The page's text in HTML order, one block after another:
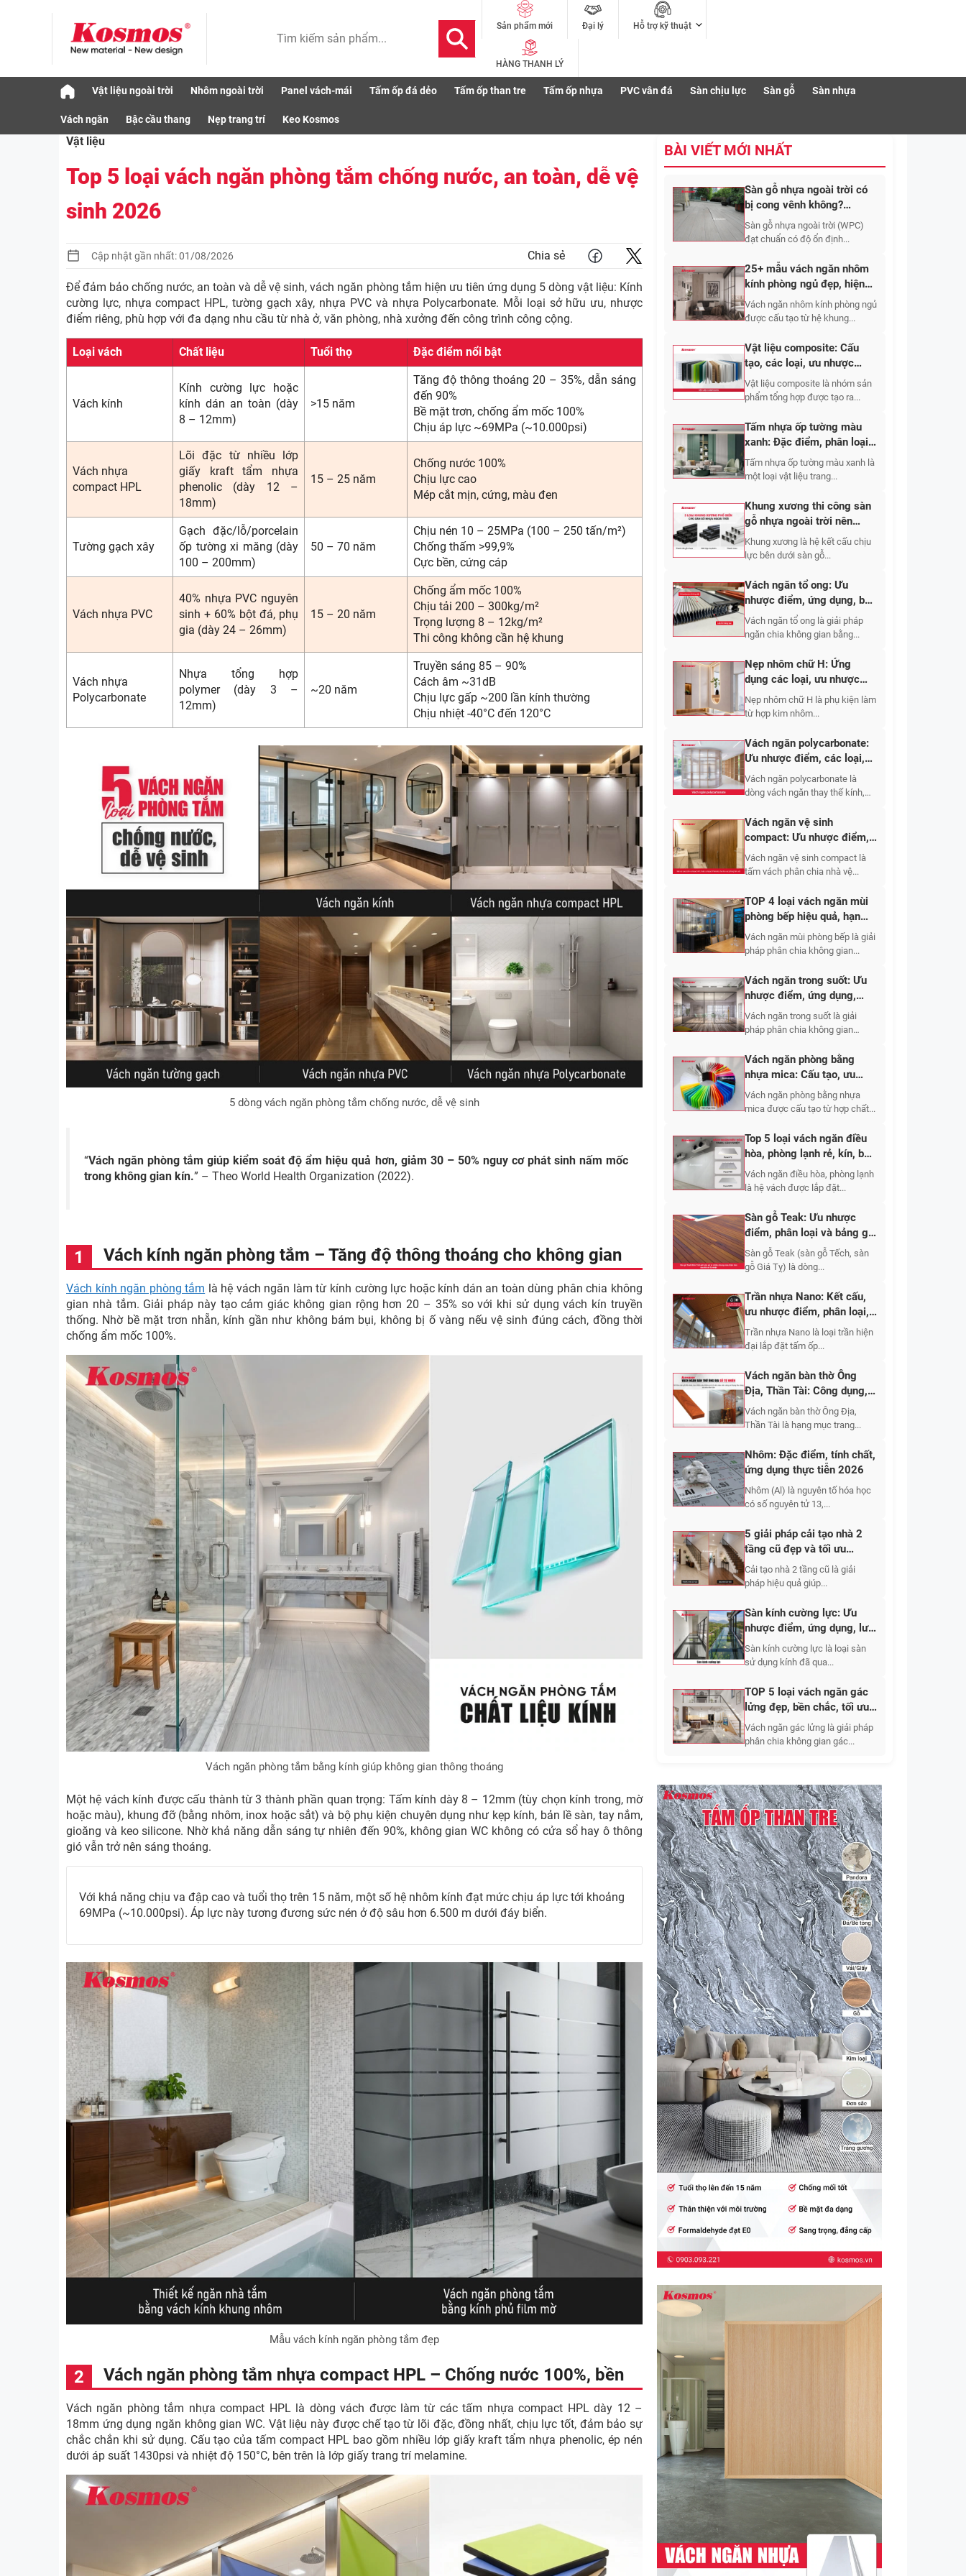
Sản phẩm mới Đại lý Hỗ trợ kỹ thuật
HÀNG THANH LÝ
Vật liệu ngoài trời Nhôm ngoài trời Panel vách-mái Tấm ốp đá dẻo Tấm ốp than tre Tấm ốp nhựa PVC vân đá Sàn chịu lực Sàn gỗ Sàn nhựa
Vách ngăn Bậc cầu thang Nẹp trang trí Keo Kosmos
Vật liệu
Top 5 loại vách ngăn phòng tắm chống nước, an toàn, dễ vệ
sinh 2026
Cập nhật gần nhất: 01/08/2026 Chia sẻ
Để đảm bảo chống nước, an toàn và dễ vệ sinh, vách ngăn phòng tắm hiện ưu tiên ứng dụng 5 dòng vật liệu: Kính
cường lực, nhựa compact HPL, tường gạch xây, nhựa PVC và nhựa Polycarbonate. Mỗi loại sở hữu ưu, nhược
điểm riêng, phù hợp với đa dạng nhu cầu từ nhà ở, văn phòng, nhà xưởng đến công trình công cộng.
Loại vách Chất liệu Tuổi thọ Đặc điểm nổi bật
Vách kính
Kính cường lực hoặc
kính dán an toàn (dày
8 – 12mm)
>15 năm
Tăng độ thông thoáng 20 – 35%, dẫn sáng
đến 90%
Bề mặt trơn, chống ẩm mốc 100%
Chịu áp lực ~69MPa (~10.000psi)
Vách nhựa
compact HPL
Lõi đặc từ nhiều lớp
giấy kraft tẩm nhựa
phenolic (dày 12 –
18mm)
15 – 25 năm
Chống nước 100%
Chịu lực cao
Mép cắt mịn, cứng, màu đen
Tường gạch xây
Gạch đặc/lỗ/porcelain
ốp tường xi măng (dày
100 – 200mm)
50 – 70 năm
Chịu nén 10 – 25MPa (100 – 250 tấn/m²)
Chống thấm >99,9%
Cực bền, cứng cáp
Vách nhựa PVC
40% nhựa PVC nguyên
sinh + 60% bột đá, phụ
gia (dày 24 – 26mm)
15 – 20 năm
Chống ẩm mốc 100%
Chịu tải 200 – 300kg/m²
Trọng lượng 8 – 12kg/m²
Thi công không cần hệ khung
Vách nhựa
Polycarbonate
Nhựa tổng hợp
polymer (dày 3 –
12mm)
~20 năm
Truyền sáng 85 – 90%
Cách âm ~31dB
Chịu lực gấp ~200 lần kính thường
Chịu nhiệt -40°C đến 120°C
5 dòng vách ngăn phòng tắm chống nước, dễ vệ sinh
“Vách ngăn phòng tắm giúp kiểm soát độ ẩm hiệu quả hơn, giảm 30 – 50% nguy cơ phát sinh nấm mốc
trong không gian kín.” – Theo World Health Organization (2022).
Vách kính ngăn phòng tắm – Tăng độ thông thoáng cho không gian
Vách kính ngăn phòng tắm là hệ vách ngăn làm từ kính cường lực hoặc kính dán an toàn dùng phân chia không
gian nhà tắm. Giải pháp này tạo cảm giác không gian rộng hơn 20 – 35% so với khi sử dụng vách kín truyền
thống. Nhờ bề mặt trơn nhẵn, kính gần như không bám bụi, không bị ố vàng nếu vệ sinh đúng cách, đồng thời
chống ẩm mốc 100%.
Vách ngăn phòng tắm bằng kính giúp không gian thông thoáng
Một hệ vách kính được cấu thành từ 3 thành phần quan trọng: Tấm kính dày 8 – 12mm (tùy chọn kính trong, mờ
hoặc màu), khung đỡ (bằng nhôm, inox hoặc sắt) và bộ phụ kiện chuyên dụng như kẹp kính, bản lề sàn, tay nắm,
gioăng và keo silicone. Nhờ khả năng dẫn sáng tự nhiên đến 90%, không gian WC không có cửa sổ hay ô thông
gió vẫn trở nên sáng thoáng.
Với khả năng chịu va đập cao và tuổi thọ trên 15 năm, một số hệ nhôm kính đạt mức chịu áp lực tới khoảng
69MPa (~10.000psi). Áp lực này tương đương sức nén ở độ sâu hơn 6.500 m dưới đáy biển.
Mẫu vách kính ngăn phòng tắm đẹp
Vách ngăn phòng tắm nhựa compact HPL – Chống nước 100%, bền
Vách ngăn phòng tắm nhựa compact HPL là dòng vách được làm từ các tấm nhựa compact HPL dày 12 –
18mm ứng dụng ngăn không gian WC. Vật liệu này được chế tạo từ lõi đặc, đồng nhất, chịu lực tốt, đảm bảo sự
chắc chắn khi sử dụng. Cấu tạo của tấm compact HPL bao gồm nhiều lớp giấy kraft tẩm nhựa phenolic, ép nén
dưới áp suất 1430psi và nhiệt độ 150°C, bên trên là lớp giấy trang trí melamine.
BÀI VIẾT MỚI NHẤT
Sàn gỗ nhựa ngoài trời có
bị cong vênh không?
Nguyên nhân và cách hạn
chế
Sàn gỗ nhựa ngoài trời (WPC)
đạt chuẩn có độ ổn định...
25+ mẫu vách ngăn nhôm
kính phòng ngủ đẹp, hiện
đại và sang trọng
Vách ngăn nhôm kính phòng ngủ
được cấu tạo từ hệ khung...
Vật liệu composite: Cấu
tạo, các loại, ưu nhược
điểm, ứng dụng 2026
Vật liệu composite là nhóm sản
phẩm tổng hợp được tạo ra...
Tấm nhựa ốp tường màu
xanh: Đặc điểm, phân loại,
mẫu đẹp & giá
Tấm nhựa ốp tường màu xanh là
một loại vật liệu trang...
Khung xương thi công sàn
gỗ nhựa ngoài trời nên
chọn vật liệu nào và bố trí
khoảng cách bao nhiêu?
Khung xương là hệ kết cấu chịu
lực bên dưới sàn gỗ...
Vách ngăn tổ ong: Ưu
nhược điểm, ứng dụng, báo
giá chi tiết 2026
Vách ngăn tổ ong là giải pháp
ngăn chia không gian bằng...
Nẹp nhôm chữ H: Ứng
dụng các loại, ưu nhược
điểm, báo giá 2026
Nẹp nhôm chữ H là phụ kiện làm
từ hợp kim nhôm...
Vách ngăn polycarbonate:
Ưu nhược điểm, các loại,
ứng dụng 2026
Vách ngăn polycarbonate là
dòng vách ngăn thay thế kính,
Vách ngăn vệ sinh
compact: Ưu nhược điểm,
báo giá các loại 2026
Vách ngăn vệ sinh compact là
tấm vách phân chia nhà vệ...
TOP 4 loại vách ngăn mùi
phòng bếp hiệu quả, hạn
chế bám bẩn
Vách ngăn mùi phòng bếp là giải
pháp phân chia không gian...
Vách ngăn trong suốt: Ưu
nhược điểm, ứng dụng,
phân loại 2026
Vách ngăn trong suốt là giải
pháp phân chia không gian
Vách ngăn phòng bằng
nhựa mica: Cấu tạo, ưu
nhược điểm, báo giá 2026
Vách ngăn phòng bằng nhựa
mica được cấu tạo từ hợp chất...
Top 5 loại vách ngăn điều
hòa, phòng lạnh rẻ, kín, bền
2026
Vách ngăn điều hòa, phòng lạnh
là hệ vách được lắp đặt...
Sàn gỗ Teak: Ưu nhược
điểm, phân loại và bảng giá
thi công mới nhất?
Sàn gỗ Teak (sàn gỗ Tếch, sàn
gỗ Giá Tỵ) là dòng...
Trần nhựa Nano: Kết cấu,
ưu nhược điểm, phân loại,
cập nhật báo giá 2026
Trần nhựa Nano là loại trần hiện
đại lắp đặt tấm ốp...
Vách ngăn bàn thờ Ông
Địa, Thần Tài: Công dụng,
10+ mẫu đẹp 2026
Vách ngăn bàn thờ Ông Địa,
Thần Tài là hạng mục trang...
Nhôm: Đặc điểm, tính chất,
ứng dụng thực tiễn 2026
Nhôm (Al) là nguyên tố hóa học
có số nguyên tử 13,...
5 giải pháp cải tạo nhà 2
tầng cũ đẹp và tối ưu
không gian sống 2026
Cải tạo nhà 2 tầng cũ là giải
pháp hiệu quả giúp...
Sàn kính cường lực: Ưu
nhược điểm, ứng dụng, lưu
ý khi thi công 2026
Sàn kính cường lực là loại sàn
sử dụng kính đã qua...
TOP 5 loại vách ngăn gác
lửng đẹp, bền chắc, tối ưu
không gian sống
Vách ngăn gác lửng là giải pháp
phân chia không gian gác...